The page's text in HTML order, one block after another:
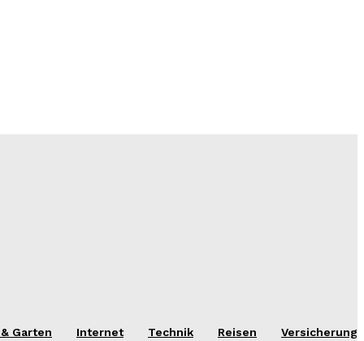
Garten Internet Technik Reisen Versicherung